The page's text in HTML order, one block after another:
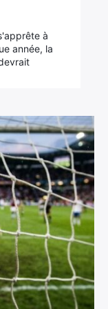
à
année, la